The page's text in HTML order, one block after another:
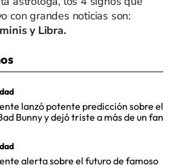
con grandes noticias son:
y Libra.
lanzó potente predicción sobre el
Bunny y dejó triste a más de un fan
alerta sobre el futuro de famoso